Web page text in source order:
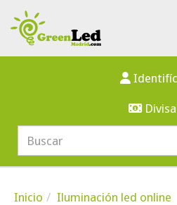
Divisa
Inicio
Iluminación led online